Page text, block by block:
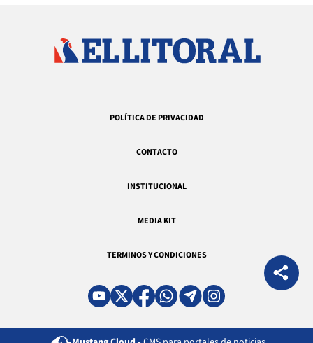
POLÍTICA DE PRIVACIDAD
CONTACTO
INSTITUCIONAL
MEDIA KIT
TERMINOS Y CONDICIONES